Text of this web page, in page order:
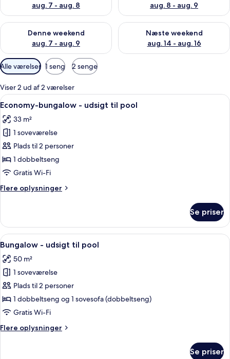
aug. 7 - aug. 8
aug. 8 - aug. 9
Denne weekend
aug. 7 - aug. 9
Tjek tilgængelighed for denne weekend aug. 7 - aug. 9
Næste weekend
aug. 14 - aug. 16
Tjek tilgængelighed for næste
Tilgængelige
filtre
for
værelser
Alle værelser 1 seng 2 senge
Viser 2 ud af 2 værelser
Indlæs
alle
billeder
af
Economy-
bungalow
-
til
Et soveværelse med seng,
5
Economy-bungalow - udsigt til pool
33 m²
1 soveværelse
Plads til 2 personer
1 dobbeltseng
Gratis Wi-Fi
Flere oplysninger
Flere
bungalow
udsigt
pool
Se priser
Indlæs
alle
billeder
af
Bungalow
-
udsigt
pool
Et soveværelse med seng, natbord
7
Bungalow - udsigt til pool
50 m²
1 soveværelse
Plads til 2 personer
1 dobbeltseng og 1 sovesofa (dobbeltseng)
Gratis Wi-Fi
Flere oplysninger
Flere
Se priser